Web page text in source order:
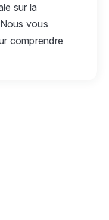
sur la
vous
comprendre